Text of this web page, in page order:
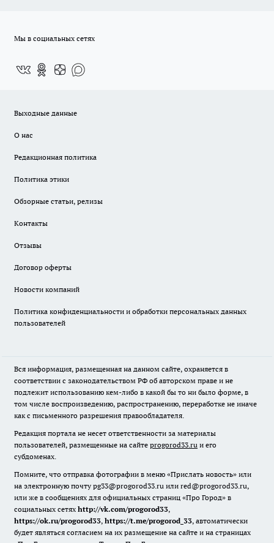
Мы в социальных сетях
Выходные данные
О нас
Редакционная политика
Политика этики
Обзорные статьи, релизы
Контакты
Отзывы
Договор оферты
Новости компаний
Политика конфиденциальности и обработки персональных данных
пользователей
Вся информация, размещенная на данном сайте, охраняется в
соответствии с законодательством РФ об авторском праве и не
подлежит использованию кем-либо в какой бы то ни было форме, в
том числе воспроизведению, распространению, переработке не иначе
как с письменного разрешения правообладателя.
Редакция портала не несет ответственности за материалы
пользователей, размещенные на сайте progorod33.ru и его
субдоменах.
Помните, что отправка фотографии в меню «Прислать новость» или
на электронную почту pg33@progorod33.ru или red@progorod33.ru,
или же в сообщениях для официальных страниц «Про Город» в
социальных сетях http://vk.com/progorod33,
https://ok.ru/progorod33, https://t.me/progorod_33, автоматически
будет являться согласием на их размещение на сайте и на страницах